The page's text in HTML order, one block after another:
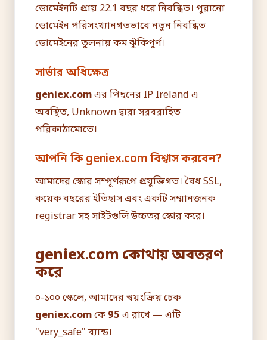
ডোমেইনটি প্রায় 22.1 বছর ধরে নিবন্ধিত। পুরানো
ডোমেইন পরিসংখ্যানগতভাবে নতুন নিবন্ধিত
ডোমেইনের তুলনায় কম ঝুঁকিপূর্ণ।
সার্ভার অধিক্ষেত্র
geniex.comএর পিছনের IP Ireland এ
অবস্থিত, Unknown দ্বারা সরবরাহিত
পরিকাঠামোতে।
আপনি কি geniex.com বিশ্বাস করবেন?
আমাদের স্কোর সম্পূর্ণরূপে প্রযুক্তিগত। বৈধ SSL,
কয়েক বছরের ইতিহাস এবং একটি সম্মানজনক
registrar সহ সাইটগুলি উচ্চতর স্কোর করে।
geniex.com কোথায় অবতরণ
করে
০-১০০ স্কেলে, আমাদের স্বয়ংক্রিয় চেক
geniex.comকে 95 এ রাখে — এটি
"very_safe" ব্যান্ড।